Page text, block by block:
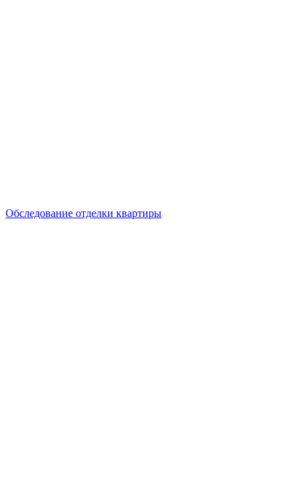
Обследование отделки квартиры